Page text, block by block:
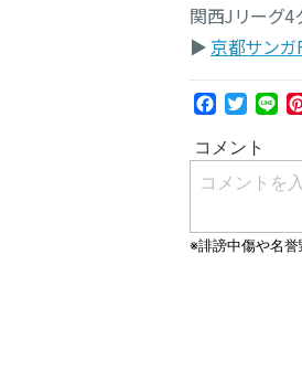
関西Jリーグ4
▶︎京都サンガ